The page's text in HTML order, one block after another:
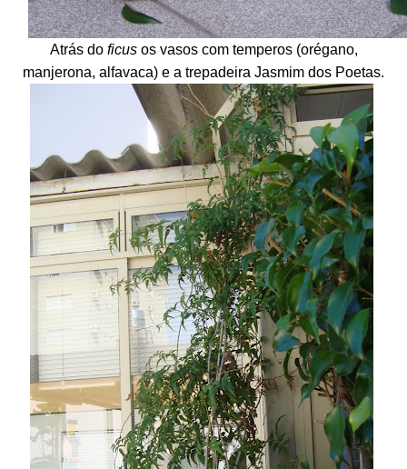
Atrás do ficus os vasos com temperos (orégano,
manjerona, alfavaca) e a trepadeira Jasmim dos Poetas.